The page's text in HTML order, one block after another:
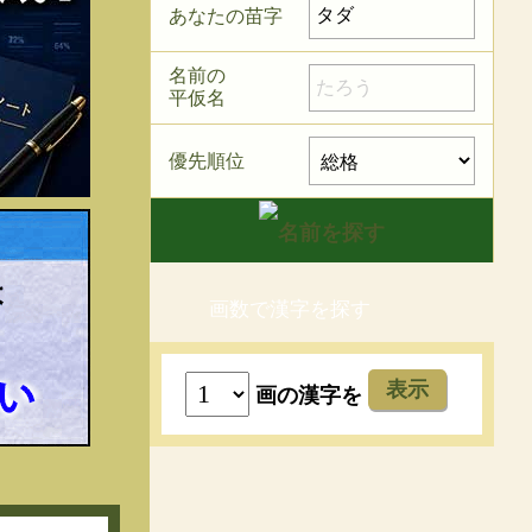
あなたの苗字
名前の
平仮名
優先順位
画数で漢字を探す
画の漢字を 表示